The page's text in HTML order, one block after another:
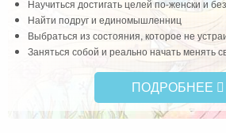
Научиться достигать целей по-женски и
Найти подруг и единомышленниц
Выбраться из состояния, которое не
Заняться собой и реально начать менять
ПОДРОБНЕЕ